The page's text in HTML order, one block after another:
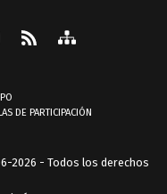
DE PARTICIPACIÓN
2026 - Todos los derechos